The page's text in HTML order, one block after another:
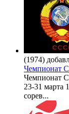
(1974)
Чемпионат
Чемпионат
23-31 марта
сорев...